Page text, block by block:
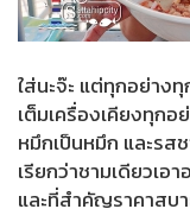
ใส่นะจ๊ะ แต่ทุกอย่าง
เต็มเครื่องเคียงทุกอ
หมึกเป็นหมึก และรส
เรียกว่าชามเดียวเอ
และที่สำคัญราคาสบา